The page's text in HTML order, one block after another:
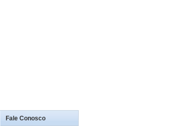
Fale Conosco